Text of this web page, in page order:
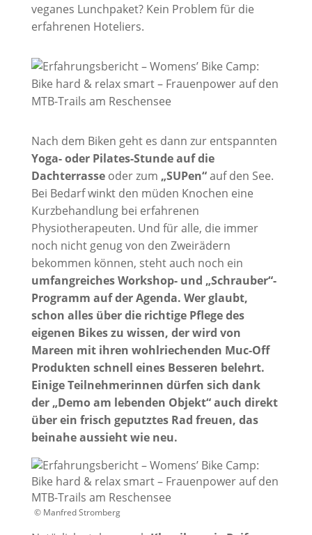
veganes Lunchpaket? Kein Problem für die
erfahrenen Hoteliers.
Nach dem Biken geht es dann zur entspannten
Yoga- oder Pilates-Stunde auf die
Dachterrasseoder zum „SUPen“auf den See.
Bei Bedarf winkt den müden Knochen eine
Kurzbehandlung bei erfahrenen
Physiotherapeuten. Und für alle, die immer
noch nicht genug von den Zweirädern
bekommen können, steht auch noch ein
umfangreiches Workshop- und „Schrauber“-
Programm auf der Agenda. Wer glaubt,
schon alles über die richtige Pflege des
eigenen Bikes zu wissen, der wird von
Mareen mit ihren wohlriechenden Muc-Off
Produkten schnell eines Besseren belehrt.
Einige Teilnehmerinnen dürfen sich dank
der „Demo am lebenden Objekt“ auch direkt
über ein frisch geputztes Rad freuen, das
beinahe aussieht wie neu.
© Manfred Stromberg